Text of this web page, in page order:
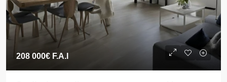
208 000€ F.A.I